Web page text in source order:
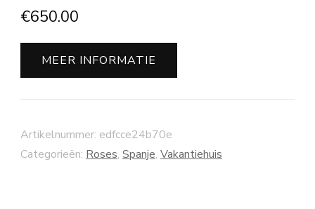
€650.00
MEER INFORMATIE
Artikelnummer: edfcce24b70e
Categorieën: Roses, Spanje, Vakantiehuis